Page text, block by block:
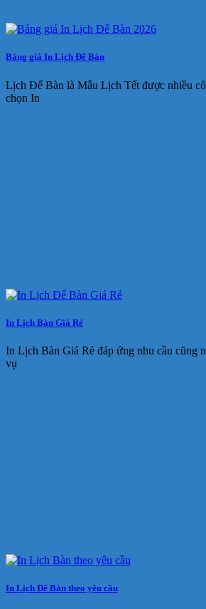
Bảng giá In Lịch Để Bàn
Lịch Để Bàn là Mẫu Lịch Tết được nhiều
chọn In
In Lịch Bàn Giá Rẻ
In Lịch Bàn Giá Rẻ đáp ứng nhu cầu cũng
vụ
In Lịch Để Bàn theo yêu cầu